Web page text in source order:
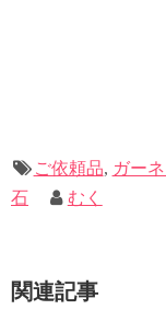
ご依頼品, ガー
石
むく
関連記事